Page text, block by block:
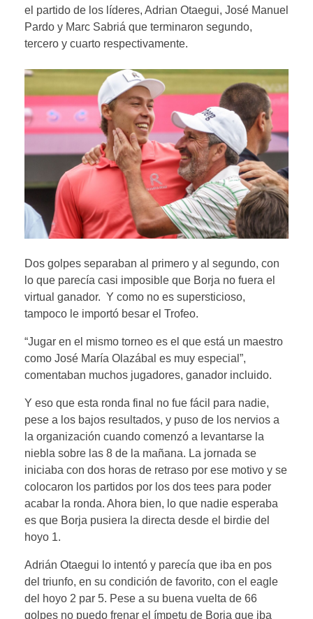
el partido de los líderes, Adrian Otaegui, José Manuel
Pardo y Marc Sabriá que terminaron segundo,
tercero y cuarto respectivamente.
Dos golpes separaban al primero y al segundo, con
lo que parecía casi imposible que Borja no fuera el
virtual ganador. Y como no es supersticioso,
tampoco le importó besar el Trofeo.
“Jugar en el mismo torneo es el que está un maestro
como José María Olazábal es muy especial”,
comentaban muchos jugadores, ganador incluido.
Y eso que esta ronda final no fue fácil para nadie,
pese a los bajos resultados, y puso de los nervios a
la organización cuando comenzó a levantarse la
niebla sobre las 8 de la mañana. La jornada se
iniciaba con dos horas de retraso por ese motivo y se
colocaron los partidos por los dos tees para poder
acabar la ronda. Ahora bien, lo que nadie esperaba
es que Borja pusiera la directa desde el birdie del
hoyo 1.
Adrián Otaegui lo intentó y parecía que iba en pos
del triunfo, en su condición de favorito, con el eagle
del hoyo 2 par 5. Pese a su buena vuelta de 66
golpes no puedo frenar el ímpetu de Borja que iba